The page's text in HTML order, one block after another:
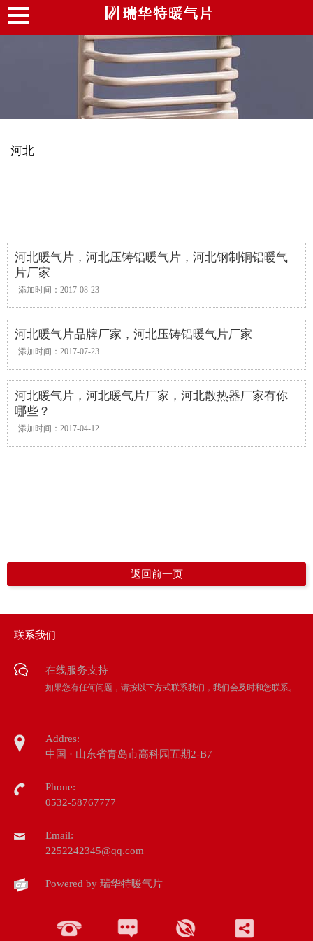
河北
河北暖气片，河北压铸铝暖气片，河北钢制铜铝暖气
片厂家
添加时间：2017-08-23
河北暖气片品牌厂家，河北压铸铝暖气片厂家
添加时间：2017-07-23
河北暖气片，河北暖气片厂家，河北散热器厂家有你
哪些？
添加时间：2017-04-12
返回前一页
联系我们
在线服务支持
如果您有任何问题，请按以下方式联系我们，我们会及时和您联系。
Addres:
中国 · 山东省青岛市高科园五期2-B7
Phone:
0532-58767777
Email:
2252242345@qq.com
Powered by 瑞华特暖气片